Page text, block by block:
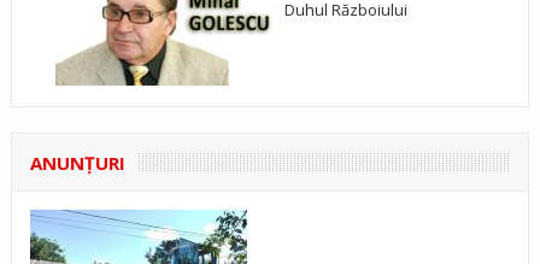
Duhul Războiului
ANUNŢURI